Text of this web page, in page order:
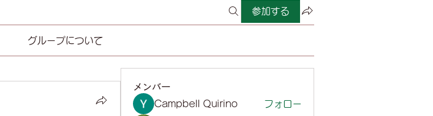
参加する
グループについて
メンバー
Campbell Quirino
フォロー